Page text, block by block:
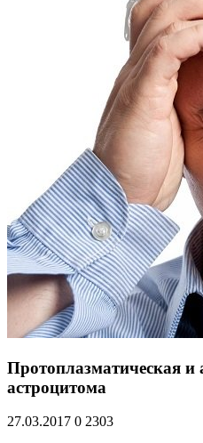
Протоплазматическая и
астроцитома
27.03.2017 0 2303